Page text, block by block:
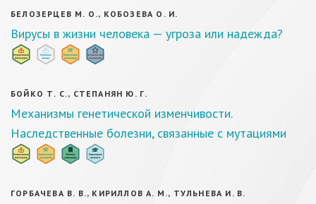
БЕЛОЗЕРЦЕВ М. О., КОБОЗЕВА О. И.
Вирусы в жизни человека — угроза или надежда?
БОЙКО Т. С., СТЕПАНЯН Ю. Г.
Механизмы генетической изменчивости.
Наследственные болезни, связанные с мутациями
ГОРБАЧЕВА В. В., КИРИЛЛОВ А. М., ТУЛЬНЕВА И. В.